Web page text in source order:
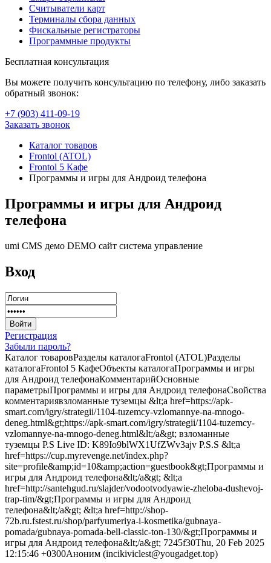
Считыватели карт
Терминалы сбора данных
Фискальные регистраторы
Программные продукты
Бесплатная консультация
Вы можете получить консультацию по телефону, либо заказать
обратный звонок:
+7 (903) 411-09-19
Заказать звонок
Каталог товаров
Frontol (ATOL)
Frontol 5 Кафе
Программы и игры для Андроид телефона
Программы и игры для Андроид
телефона
umi CMS демо DEMO сайт система управление
Вход
Регистрация
Забыли пароль?
Каталог товаровРазделы каталогаFrontol (ATOL)Разделы
каталогаFrontol 5 КафеОбъекты каталогаПрограммы и игры
для Андроид телефонаКомментарийОсновные
параметрыПрограммы и игры для Андроид телефонаСвойства
комментариявзломанные туземцы &lt;a href=https://apk-
smart.com/igry/strategii/1104-tuzemcy-vzlomannye-na-mnogo-
deneg.html&gt;https://apk-smart.com/igry/strategii/1104-tuzemcy-
vzlomannye-na-mnogo-deneg.html&lt;/a&gt; взломанные
туземцы P.S Live ID: K89Io9blWX1UfZWv3ajv P.S.S &lt;a
href=https://cup.myrevenge.net/index.php?
site=profile&amp;id=10&amp;action=guestbook&gt;Программы и
игры для Андроид телефона&lt;/a&gt; &lt;a
href=http://santehgud.ru/slajder/vodootvodyawie-zheloba-dushevoj-
trap-tim/&gt;Программы и игры для Андроид
телефона&lt;/a&gt; &lt;a href=http://shop-
72b.ru.fstest.ru/shop/parfyumeriya-i-kosmetika/gubnaya-
pomada/gubnaya-pomada-bell-classic-ton-130/&gt;Программы и
игры для Андроид телефона&lt;/a&gt; 7245f30Thu, 20 Feb 2025
12:15:46 +0300Аноним (incikiviclest@yougadget.top)